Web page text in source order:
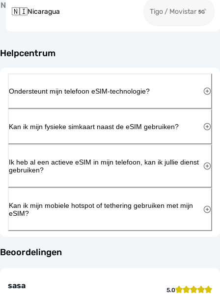
N
🇳🇮Nicaragua Tigo / Movistar
Helpcentrum
Ondersteunt mijn telefoon eSIM-technologie?
Kan ik mijn fysieke simkaart naast de eSIM gebruiken?
Ik heb al een actieve eSIM in mijn telefoon, kan ik jullie dienst
gebruiken?
Kan ik mijn mobiele hotspot of tethering gebruiken met mijn
eSIM?
Beoordelingen
sasa 5.0